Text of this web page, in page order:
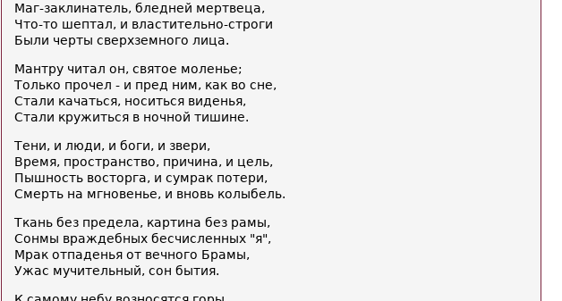
Маг-заклинатель, бледней мертвеца,
Что-то шептал, и властительно-строги
Были черты сверхземного лица.
Мантру читал он, святое моленье;
Только прочел - и пред ним, как во сне,
Стали качаться, носиться виденья,
Стали кружиться в ночной тишине.
Тени, и люди, и боги, и звери,
Время, пространство, причина, и цель,
Пышность восторга, и сумрак потери,
Смерть на мгновенье, и вновь колыбель.
Ткань без предела, картина без рамы,
Сонмы враждебных бесчисленных "я",
Мрак отпаденья от вечного Брамы,
Ужас мучительный, сон бытия.